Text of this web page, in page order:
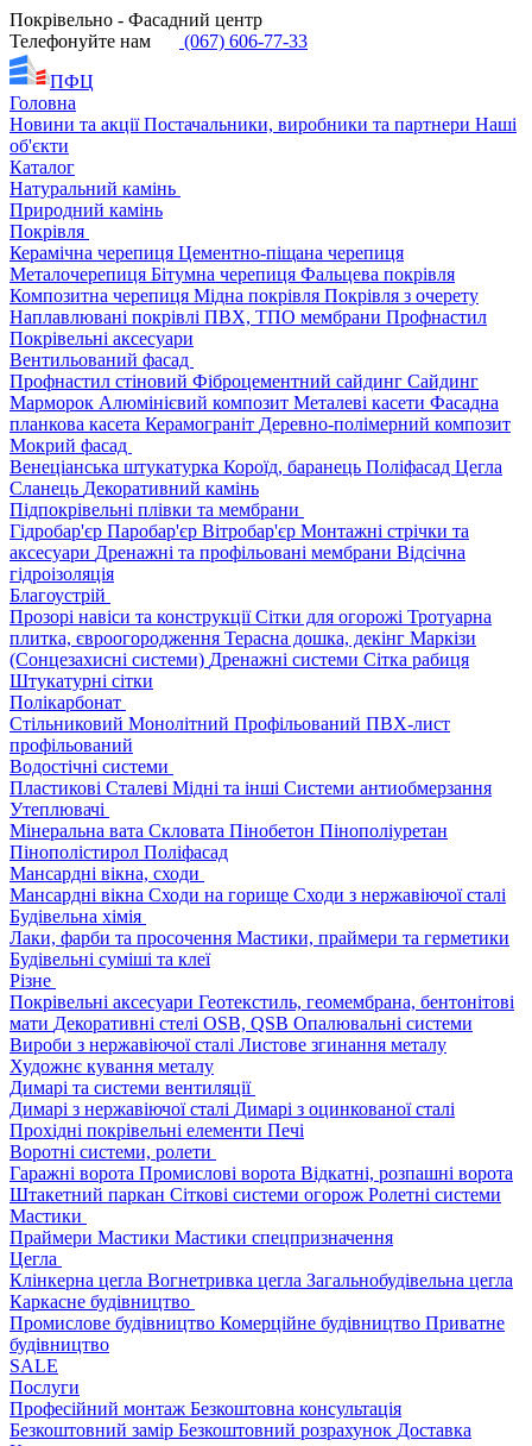
Покрівельно - Фасадний центр
Телефонуйте нам
(067) 606-77-33
ПФЦ
Головна
Новини та акціїПостачальники, виробники та партнери Наші
об'єкти
Каталог
Натуральний камінь
Природний камінь
Покрівля
Керамічна черепиця Цементно-піщана черепиця
Металочерепиця Бітумна черепиця Фальцева покрівля
Композитна черепиця Мідна покрівля Покрівля з очерету
Наплавлювані покрівлі ПВХ, ТПО мембрани Профнастил
Покрівельні аксесуари
Вентильований фасад
Профнастил стіновий Фіброцементний сайдинг Сайдинг
Марморок Алюмінієвий композит Металеві касети Фасадна
планкова касета Керамограніт Деревно-полімерний композит
Мокрий фасад
Венеціанська штукатурка Короїд, баранець Поліфасад Цегла
Сланець Декоративний камінь
Підпокрівельні плівки та мембрани
Гідробар'єр Паробар'єр Вітробар'єр Монтажні стрічки та
аксесуари Дренажні та профільовані мембрани Відсічна
гідроізоляція
Благоустрій
Прозорі навіси та конструкціїСітки для огорожі Тротуарна
плитка, євроогородження Терасна дошка, декінг Маркізи
(Сонцезахисні системи) Дренажні системи Сітка рабиця
Штукатурні сітки
Полікарбонат
Стільниковий Монолітний Профільований ПВХ-лист
профільований
Водостічні системи
Пластикові Сталеві Мідні та інші Системи антиобмерзання
Утеплювачі
Мінеральна вата Скловата Пінобетон Пінополіуретан
Пінополістирол Поліфасад
Мансардні вікна, сходи
Мансардні вікна Сходи на горище Сходи з нержавіючої сталі
Будівельна хімія
Лаки, фарби та просочення Мастики, праймери та герметики
Будівельні суміші та клеї
Різне
Покрівельні аксесуари Геотекстиль, геомембрана, бентонітові
мати Декоративні стелі OSB, QSB Опалювальні системи
Вироби з нержавіючої сталі Листове згинання металу
Художнє кування металу
Димарі та системи вентиляції
Димарі з нержавіючої сталі Димарі з оцинкованої сталі
Прохідні покрівельні елементи Печі
Воротні системи, ролети
Гаражні ворота Промислові ворота Відкатні, розпашні ворота
Штакетний паркан Сіткові системи огорож Ролетні системи
Мастики
Праймери Мастики Мастики спецпризначення
Цегла
Клінкерна цегла Вогнетривка цегла Загальнобудівельна цегла
Каркасне будівництво
Промислове будівництво Комерційне будівництво Приватне
будівництво
SALE
Послуги
Професійний монтаж Безкоштовна консультація
Безкоштовний замір Безкоштовний розрахунок Доставка